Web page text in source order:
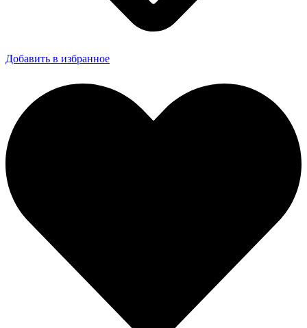
Добавить в избранное